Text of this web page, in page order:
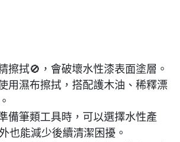
擦拭🚫，會破壞水性漆表面塗層。
用濕布擦拭，搭配護木油、稀釋漂
備筆類工具時，可以選擇水性產
也能減少後續清潔困擾。